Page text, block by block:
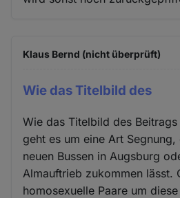
Klaus Bernd (nicht überprüft)
Wie das Titelbild des
Wie das Titelbild des
geht es um eine Art
neuen Bussen in Augsburg
Almauftrieb zukommen lässt.
homosexuelle Paare um